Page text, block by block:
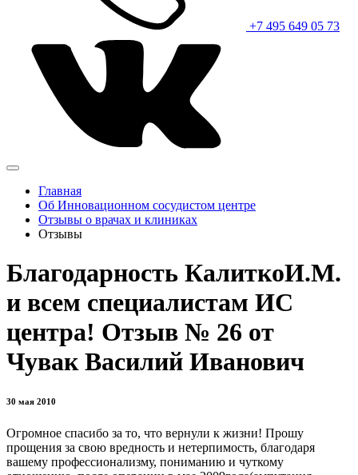
+7 495 649 05 73
Главная
Об Инновационном сосудистом центре
Отзывы о врачах и клиниках
Отзывы
Благодарность КалиткоИ.М.
и всем специалистам ИС
центра! Отзыв № 26 от
Чувак Василий Иванович
30 мая 2010
Огромное спасибо за то, что вернули к жизни! Прошу
прощения за свою вредность и нетерпимость, благодаря
вашему профессионализму, пониманию и чуткому